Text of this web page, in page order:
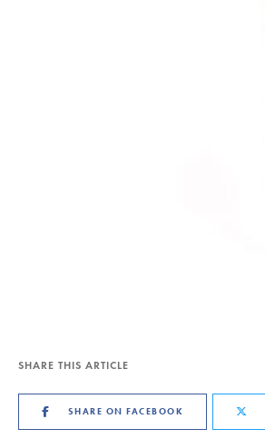
SHARE THIS ARTICLE
SHARE ON FACEBOOK